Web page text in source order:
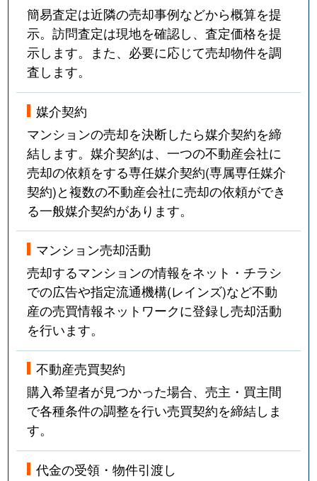
簡易査定は近隣の売却事例などから概算を提
示。訪問査定は現地を確認し、査定価格を提
示します。また、必要に応じて売却物件を調
査します。
媒介契約
マンションの売却を決断したら媒介契約を締
結します。媒介契約は、一つの不動産会社に
売却の依頼をする専任媒介契約(専属専任媒介
契約)と複数の不動産会社に売却の依頼ができ
る一般媒介契約があります。
マンション売却活動
売却するマンションの情報をネット・チラシ
での広告や指定流通機構(レインズ)など不動
産の売買情報ネットワークに登録し売却活動
を行います。
不動産売買契約
購入希望者が見つかった場合、売主・買主間
で各種条件の調整を行い売買契約を締結しま
す。
代金の受領・物件引渡し